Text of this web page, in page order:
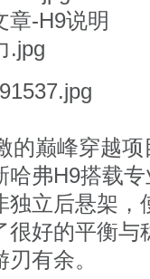
的巅峰穿越
哈弗H9搭载
独立后悬架
很好的平衡
有余。